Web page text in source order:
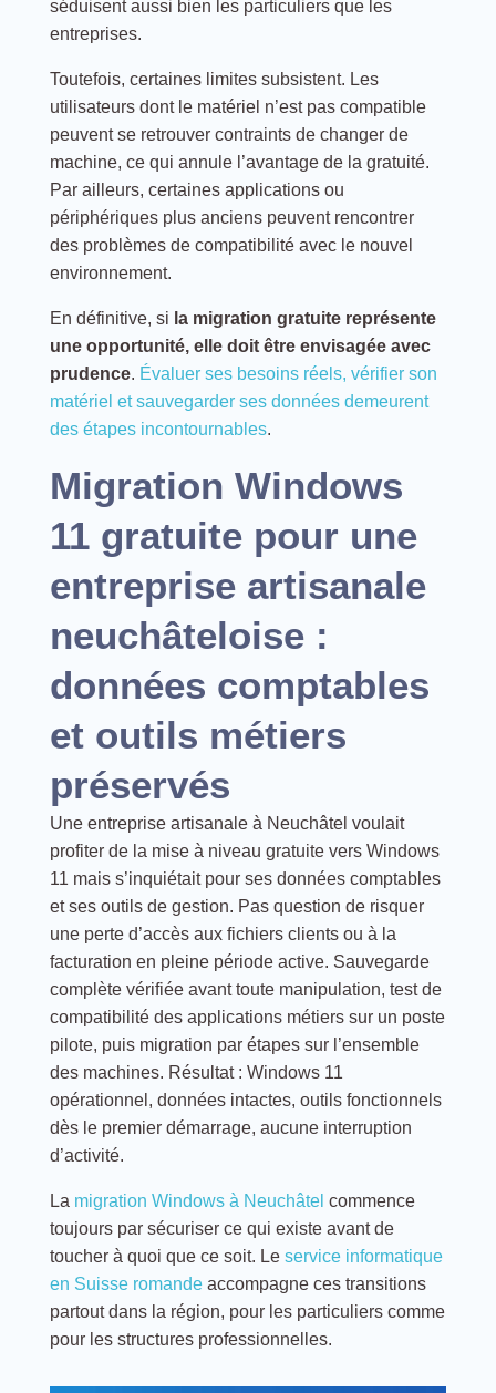
séduisent aussi bien les particuliers que les
entreprises.
Toutefois, certaines limites subsistent. Les
utilisateurs dont le matériel n’est pas compatible
peuvent se retrouver contraints de changer de
machine, ce qui annule l’avantage de la gratuité.
Par ailleurs, certaines applications ou
périphériques plus anciens peuvent rencontrer
des problèmes de compatibilité avec le nouvel
environnement.
En définitive, si la migration gratuite représente
une opportunité, elle doit être envisagée avec
prudence. Évaluer ses besoins réels, vérifier son
matériel et sauvegarder ses données demeurent
des étapes incontournables.
Migration Windows
11 gratuite pour une
entreprise artisanale
neuchâteloise :
données comptables
et outils métiers
préservés
Une entreprise artisanale à Neuchâtel voulait
profiter de la mise à niveau gratuite vers Windows
11 mais s’inquiétait pour ses données comptables
et ses outils de gestion. Pas question de risquer
une perte d’accès aux fichiers clients ou à la
facturation en pleine période active. Sauvegarde
complète vérifiée avant toute manipulation, test de
compatibilité des applications métiers sur un poste
pilote, puis migration par étapes sur l’ensemble
des machines. Résultat : Windows 11
opérationnel, données intactes, outils fonctionnels
dès le premier démarrage, aucune interruption
d’activité.
La migration Windows à Neuchâtel commence
toujours par sécuriser ce qui existe avant de
toucher à quoi que ce soit. Le service informatique
en Suisse romandeaccompagne ces transitions
partout dans la région, pour les particuliers comme
pour les structures professionnelles.